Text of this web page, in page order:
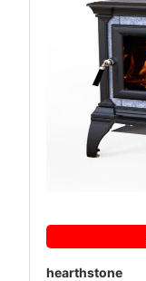
hearthstone